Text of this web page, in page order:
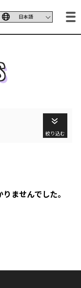
絞り込む
ませんでした。